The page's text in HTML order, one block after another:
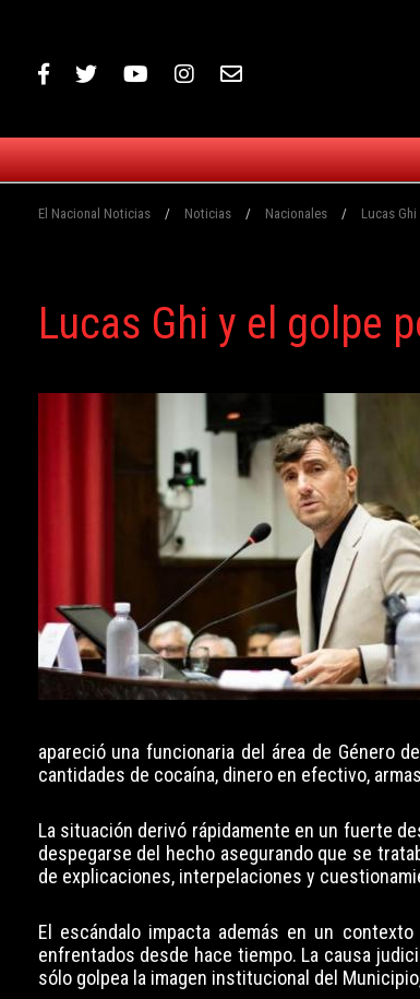
El Nacional Noticias / Noticias / Nacionales / Lucas
Lucas Ghi y el golpe
apareció una funcionaria del área de Género
cantidades de cocaína, dinero en efectivo,
La situación derivó rápidamente en un fuerte
despegarse del hecho asegurando que se
de explicaciones, interpelaciones y
El escándalo impacta además en un
enfrentados desde hace tiempo. La causa
sólo golpea la imagen institucional del